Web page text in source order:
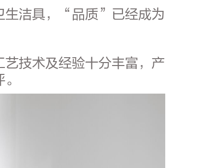
生洁具，“品质”已经成为
技术及经验十分丰富，产